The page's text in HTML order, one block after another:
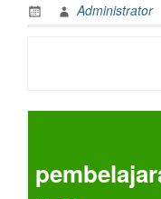
Administrator